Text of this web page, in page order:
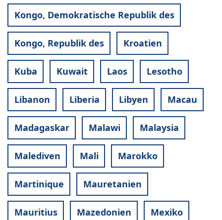
Kongo, Demokratische Republik des
Kongo, Republik des Kroatien
Kuba Kuwait Laos Lesotho
Libanon Liberia Libyen Macau
Madagaskar Malawi Malaysia
Malediven Mali Marokko
Martinique Mauretanien
Mauritius Mazedonien Mexiko